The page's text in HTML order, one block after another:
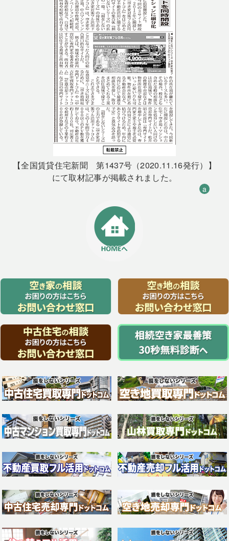
【全国賃貸住宅新聞 第1437号（2020.11.16発行）】
にて取材記事が掲載されました。
a